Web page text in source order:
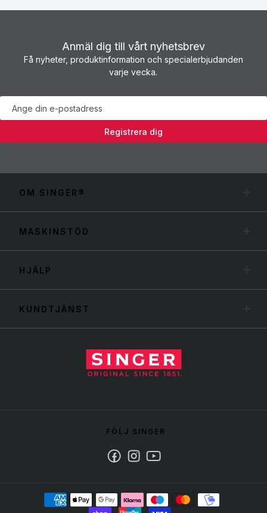
Anmäl dig till vårt nyhetsbrev
Få nyheter, produktinformation och specialerbjudanden
varje vecka.
Nyhetsbrev
Registrera dig
OM SINGER®
MASKINSTÖD
HJÄLP
KUNDTJÄNST
FÖLJ SINGER